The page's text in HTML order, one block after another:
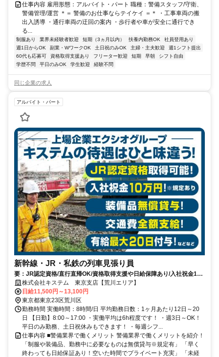
仕事内容 雇用形態：アルバイト・パート 職種：警備スタッフ/守衛、
警備管理/運営 ＊＝ 警備のお仕事ならテイケイ ＝＊ ・工事車両の搬
出入誘導 ・通行車両の迂回の案内 ・歩行者や車が安全に通行でき
る...
制服あり 業界未経験者歓迎 短期（3ヵ月以内） 扶養内勤務OK
社員登用あり
週1日からOK
副業・WワークOK 土日祝のみOK 主婦・主夫歓迎
週1シフト提出
60代も応募可
資格取得支援あり フリーター歓迎 短期 早朝
シフト自由
学歴不問
平日のみOK 学生歓迎 経験不問
同じ企業の求人
アルバイト・パート
新幹線・JR・私鉄の列車見張り員
要：JR認定資格/直行直帰OK/資格取得支援や日給保障あり/入社祝金10
万円/一時金支給/交通費全額支給/制服・装備品無償貸与
株式会社キステム 東京支店【荒川エリア】
日給11,500円～13,100円
東京都東京23区荒川区
勤務時間 実働時間：8時間/日 平均勤務日数：1ヶ月あたり12日～20
日 【日勤】8:00～17:00 ・実働平均は6h程度です！ ・週3日～OK！
平日のみ勤務、土日祝休みもできます！ ・毎週シフ...
仕事内容 ■警備業界で働くメリット 警備業界で働くメリットを紹介！
「制服や装備品、勤務中に必要なものは無償貸与※規定有」 「早く
終わっても日給保証あり！空いた時間でプライベート充実」 「未経